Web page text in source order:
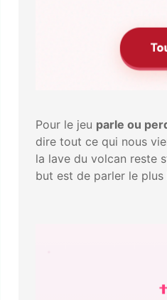
Pour le jeu parle ou
dire tout ce qui nous
la lave du volcan reste
but est de parler le